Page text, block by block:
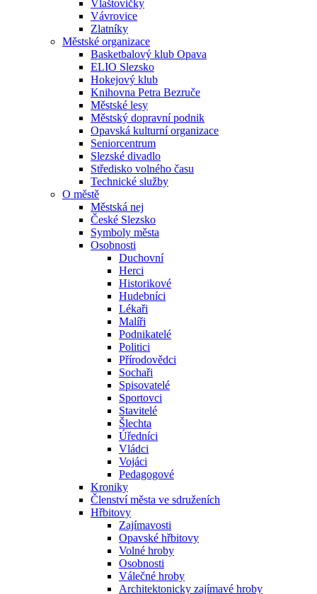
Vlaštovičky
Vávrovice
Zlatníky
Městské organizace
Basketbalový klub Opava
ELIO Slezsko
Hokejový klub
Knihovna Petra Bezruče
Městské lesy
Městský dopravní podnik
Opavská kulturní organizace
Seniorcentrum
Slezské divadlo
Středisko volného času
Technické služby
O městě
Městská nej
České Slezsko
Symboly města
Osobnosti
Duchovní
Herci
Historikové
Hudebníci
Lékaři
Malíři
Podnikatelé
Politici
Přírodovědci
Sochaři
Spisovatelé
Sportovci
Stavitelé
Šlechta
Úředníci
Vládci
Vojáci
Pedagogové
Kroniky
Členství města ve sdruženích
Hřbitovy
Zajímavosti
Opavské hřbitovy
Volné hroby
Osobnosti
Válečné hroby
Architektonicky zajímavé hroby